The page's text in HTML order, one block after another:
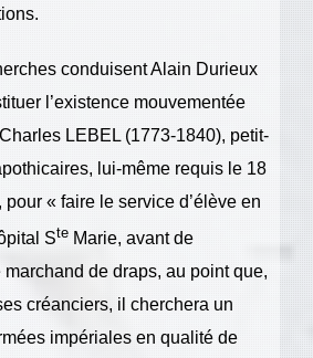
conduisent Alain Durieux
l’existence mouvementée
LEBEL (1773-1840), petit-
lui-même requis le 18
« faire le service d’élève en
Ste Marie, avant de
marchand de draps, au point que,
créanciers, il cherchera un
impériales en qualité de